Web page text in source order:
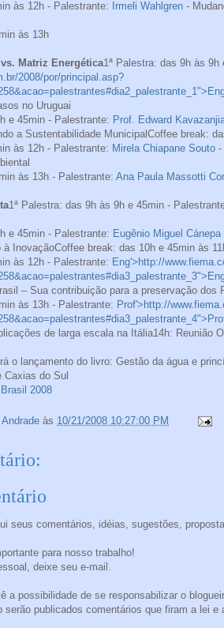
às 12h - Palestrante:
Irmeli Wahlgren -
às 13h
Matriz Energética1ª Palestra: das 9h às 9h
2008/por/principal.asp?
no Uruguai
e 45min - Palestrante: Prof. Edward
a Sustentabilidade MunicipalCoffee break:
às 12h - Palestrante: Mirela Chiapane Souto -
às 13h - Palestrante: Ana Paula Massotti
1ª Palestra: das 9h às 9h e 45min -
e 45min - Palestrante: Eugênio Miguel Cánepa
InovaçãoCoffee break: das 10h e 45min às
às 12h - Palestrante: Eng'>http://
– Sua contribuição para a preservação dos
às 13h - Palestrante: Prof'>http://
de larga escala na Itália14h: Reunião
o lançamento do livro: Gestão da água e
Caxias do Sul
2008
às 10/21/2008 10:27:00 PM
seus comentários, idéias, sugestões,
para nosso trabalho!
deixe seu e-mail.
a possibilidade de se responsabilizar o
serão publicados comentários que firam a lei e